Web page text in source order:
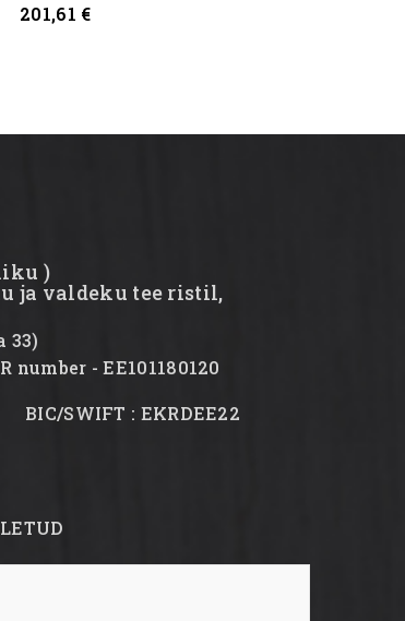
201,61 €
)
ja valdeku tee ristil,
33)
- EE101180120
SWIFT : EKRDEE22